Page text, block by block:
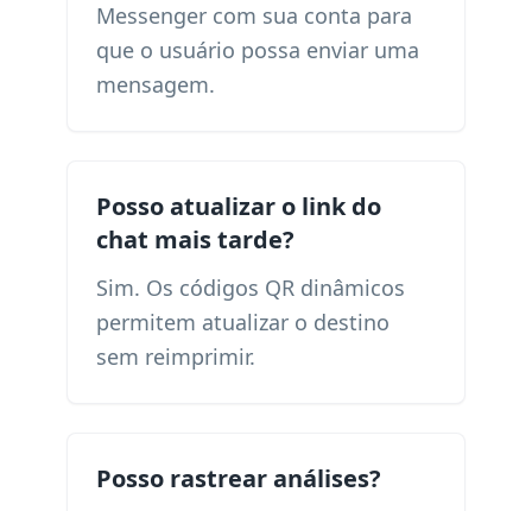
Messenger com sua conta para
que o usuário possa enviar uma
mensagem.
Posso atualizar o link do
chat mais tarde?
Sim. Os códigos QR dinâmicos
permitem atualizar o destino
sem reimprimir.
Posso rastrear análises?